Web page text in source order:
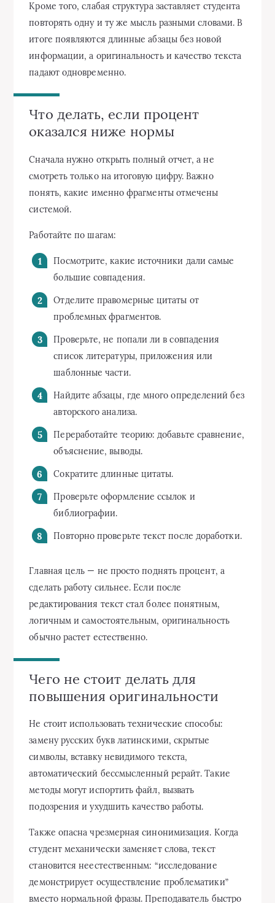
Кроме того, слабая структура заставляет студента
повторять одну и ту же мысль разными словами. В
итоге появляются длинные абзацы без новой
информации, а оригинальность и качество текста
падают одновременно.
Что делать, если процент
оказался ниже нормы
Сначала нужно открыть полный отчет, а не
смотреть только на итоговую цифру. Важно
понять, какие именно фрагменты отмечены
системой.
Работайте по шагам:
Посмотрите, какие источники дали самые
большие совпадения.
Отделите правомерные цитаты от
проблемных фрагментов.
Проверьте, не попали ли в совпадения
список литературы, приложения или
шаблонные части.
Найдите абзацы, где много определений без
авторского анализа.
Переработайте теорию: добавьте сравнение,
объяснение, выводы.
Сократите длинные цитаты.
Проверьте оформление ссылок и
библиографии.
Повторно проверьте текст после доработки.
Главная цель — не просто поднять процент, а
сделать работу сильнее. Если после
редактирования текст стал более понятным,
логичным и самостоятельным, оригинальность
обычно растет естественно.
Чего не стоит делать для
повышения оригинальности
Не стоит использовать технические способы:
замену русских букв латинскими, скрытые
символы, вставку невидимого текста,
автоматический бессмысленный рерайт. Такие
методы могут испортить файл, вызвать
подозрения и ухудшить качество работы.
Также опасна чрезмерная синонимизация. Когда
студент механически заменяет слова, текст
становится неестественным: “исследование
демонстрирует осуществление проблематики”
вместо нормальной фразы. Преподаватель быстро